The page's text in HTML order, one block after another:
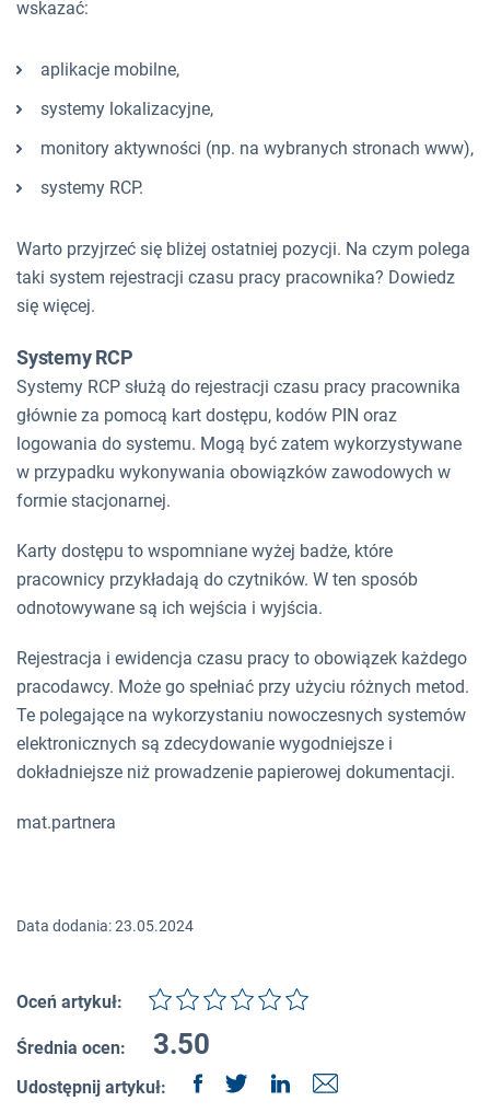
wskazać:
aplikacje mobilne,
systemy lokalizacyjne,
monitory aktywności (np. na wybranych stronach www),
systemy RCP.
Warto przyjrzeć się bliżej ostatniej pozycji. Na czym polega
taki system rejestracji czasu pracy pracownika? Dowiedz
się więcej.
Systemy RCP
Systemy RCP służą do rejestracji czasu pracy pracownika
głównie za pomocą kart dostępu, kodów PIN oraz
logowania do systemu. Mogą być zatem wykorzystywane
w przypadku wykonywania obowiązków zawodowych w
formie stacjonarnej.
Karty dostępu to wspomniane wyżej badże, które
pracownicy przykładają do czytników. W ten sposób
odnotowywane są ich wejścia i wyjścia.
Rejestracja i ewidencja czasu pracy to obowiązek każdego
pracodawcy. Może go spełniać przy użyciu różnych metod.
Te polegające na wykorzystaniu nowoczesnych systemów
elektronicznych są zdecydowanie wygodniejsze i
dokładniejsze niż prowadzenie papierowej dokumentacji.
mat.partnera
Data dodania: 23.05.2024
Oceń artykuł:
Średnia ocen: 3.50
Udostępnij artykuł: